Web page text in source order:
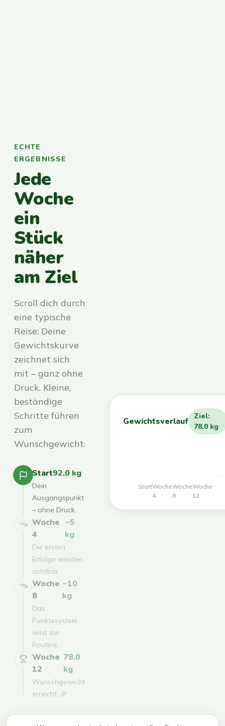
ECHTE
ERGEBNISSE
Jede
Woche
ein
Stück
näher
am Ziel
Scroll dich durch
eine typische
Reise: Deine
Gewichtskurve
zeichnet sich
mit – ganz ohne
Druck. Kleine,
beständige
Schritte führen
zum
Wunschgewicht.
Start92,0 kg
Dein
Ausgangspunkt
– ohne Druck.
Woche
4
−5
kg
Die ersten
Erfolge werden
sichtbar.
Woche
8
−10
kg
Das
Punktesystem
wird zur
Routine.
Woche
12
78,0
kg
Wunschgewicht
erreicht. 🎉
Gewichtsverlauf
Ziel:
78,0 kg
StartWoche
4
Woche
8
Woche
12